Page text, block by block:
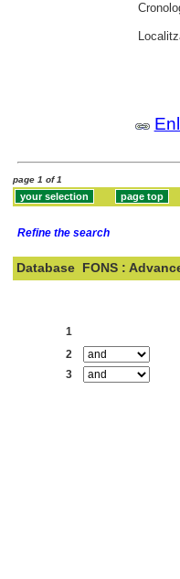
page 1 of 1
Refine the search
Database FONS :
1
2
3